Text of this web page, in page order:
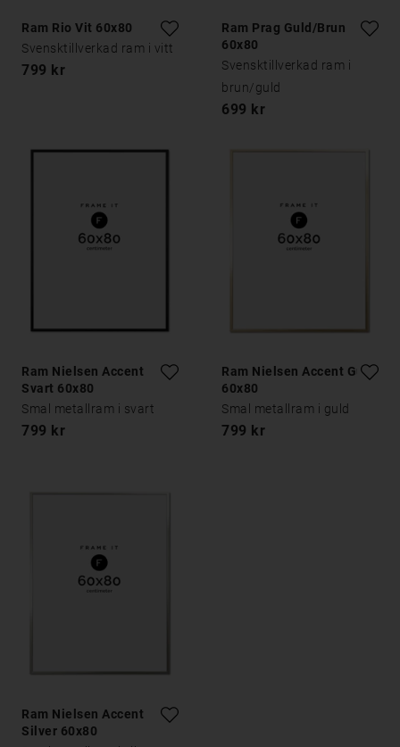
Ram Rio Vit 60x80
Svensktillverkad ram i vitt
799 kr
Ram Prag Guld/Brun
60x80
Svensktillverkad ram i
brun/guld
699 kr
Ram Nielsen Accent
Svart 60x80
Smal metallram i svart
799 kr
Ram Nielsen Accent Guld
60x80
Smal metallram i guld
799 kr
Ram Nielsen Accent
Silver 60x80